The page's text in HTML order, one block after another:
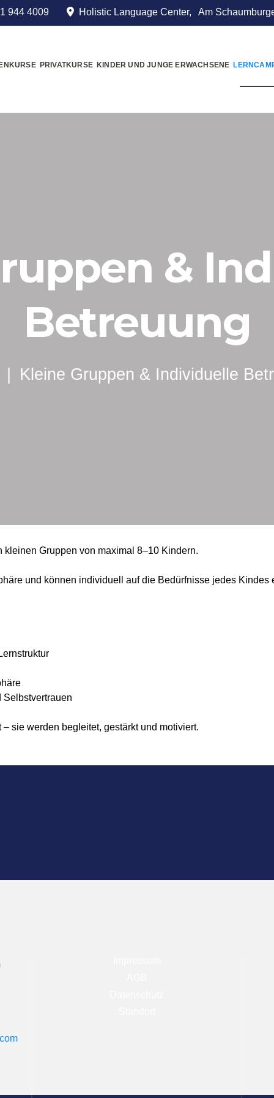
944 4009 Holistic Language Center, Am
PRIVATKURSE KINDER UND JUNGE ERWACHSENE
&
Betreuung
Kleine Gruppen & Individuelle
Gruppen von maximal 8–10 Kindern.
und können individuell auf die Bedürfnisse jedes Kindes
sie werden begleitet, gestärkt und motiviert.